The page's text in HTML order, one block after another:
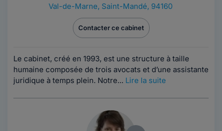
Val-de-Marne, Saint-Mandé, 94160
Contacter ce cabinet
Le cabinet, créé en 1993, est une structure à taille
humaine composée de trois avocats et d’une assistante
juridique à temps plein. Notre... Lire la suite